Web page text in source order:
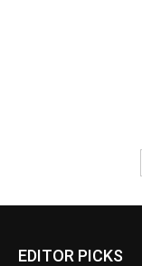
EDITOR PICKS